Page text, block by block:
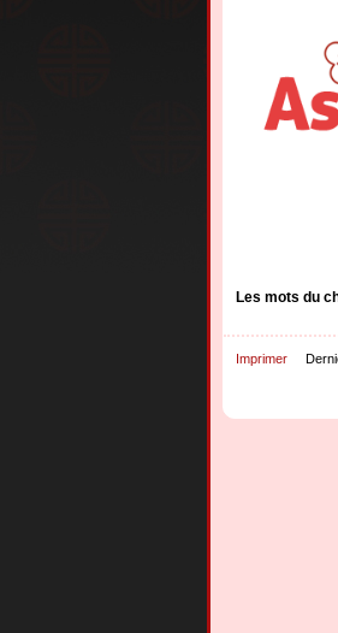
Les mots du
Imprimer